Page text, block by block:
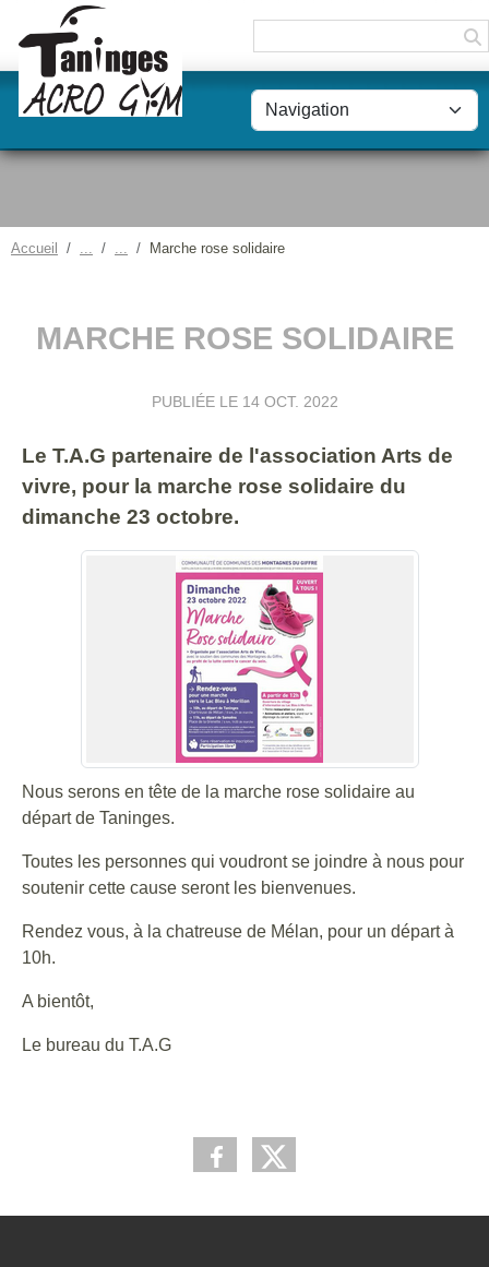
Accueil Marche rose solidaire
MARCHE ROSE SOLIDAIRE
PUBLIÉE LE 14 OCT. 2022
Le T.A.G partenaire de l'association Arts de
vivre, pour la marche rose solidaire du
dimanche 23 octobre.
Nous serons en tête de la marche rose solidaire au
départ de Taninges.
Toutes les personnes qui voudront se joindre à nous pour
soutenir cette cause seront les bienvenues.
Rendez vous, à la chatreuse de Mélan, pour un départ à
10h.
A bientôt,
Le bureau du T.A.G
Panneau de gestion des cookies